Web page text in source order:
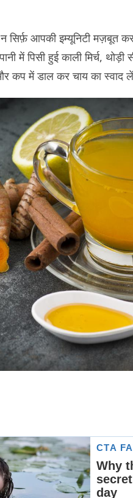
न सिर्फ़ आपकी इम्यूनिटी मज़बूत
में पिसी हुई काली मिर्च,
कप में डाल कर चाय का स्वाद